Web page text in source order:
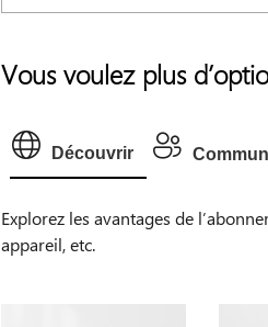
Vous voulez plus
Découvrir
Explorez les avantages de
appareil, etc.